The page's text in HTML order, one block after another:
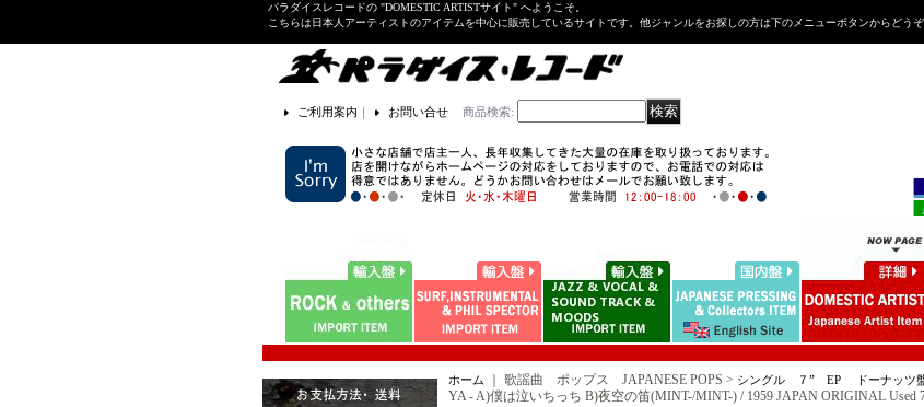
パラダイスレコードの "DOMESTIC ARTISTサイト" へようこそ。
こちらは日本人アーティストのアイテムを中心に販売しているサイトです。他ジャンルをお探しの方は下のメニューボタンからどうぞ
ご利用案内 ｜ お問い合せ 商品検索:
ホーム ｜ 歌謡曲 ポップス JAPANESE POPS > シングル ７” EP ドーナッツ盤
YA - A)僕は泣いちっち B)夜空の笛(MINT-/MINT-) / 1959 JAPAN ORIGINAL Used